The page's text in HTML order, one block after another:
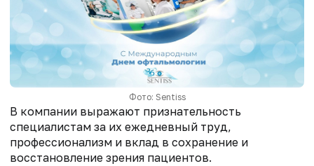
Фото: Sentiss
В компании выражают признательность
специалистам за их ежедневный труд,
профессионализм и вклад в сохранение и
восстановление зрения пациентов.